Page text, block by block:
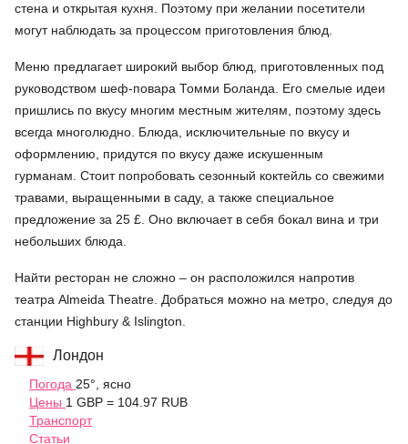
стена и открытая кухня. Поэтому при желании посетители
могут наблюдать за процессом приготовления блюд.
Меню предлагает широкий выбор блюд, приготовленных под
руководством шеф-повара Томми Боланда. Его смелые идеи
пришлись по вкусу многим местным жителям, поэтому здесь
всегда многолюдно. Блюда, исключительные по вкусу и
оформлению, придутся по вкусу даже искушенным
гурманам. Стоит попробовать сезонный коктейль со свежими
травами, выращенными в саду, а также специальное
предложение за 25 £. Оно включает в себя бокал вина и три
небольших блюда.
Найти ресторан не сложно – он расположился напротив
театра Almeida Theatre. Добраться можно на метро, следуя до
станции Highbury & Islington.
Лондон
Погода 25°, ясно
Цены 1 GBP = 104.97 RUB
Транспорт
Статьи